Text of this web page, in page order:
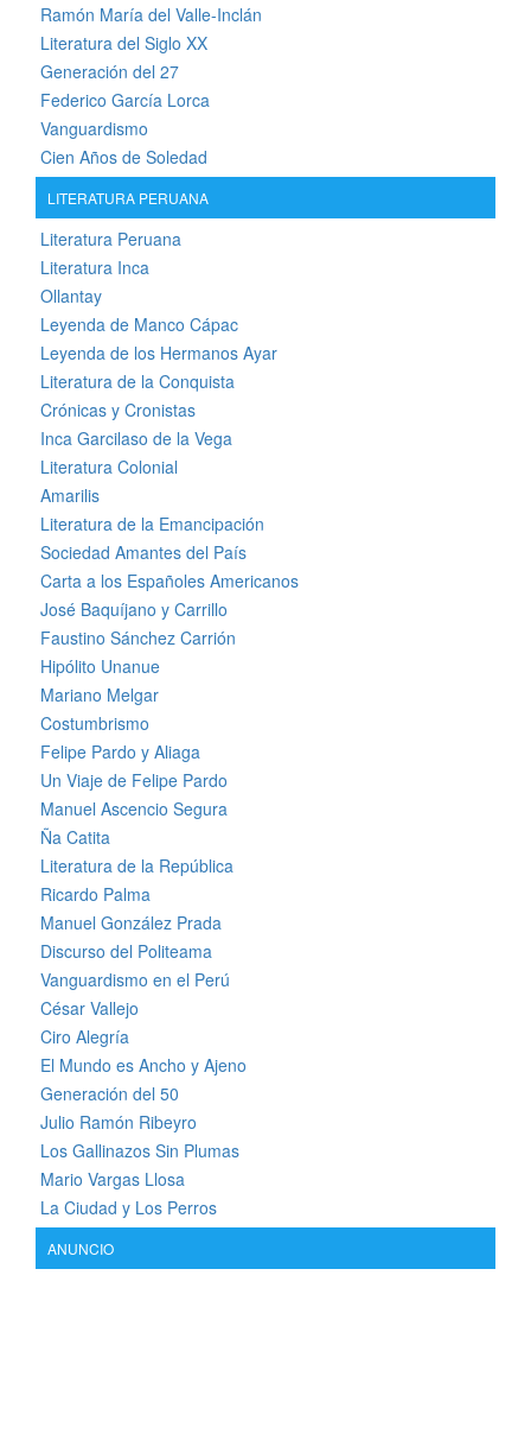
Ramón María del Valle-Inclán
Literatura del Siglo XX
Generación del 27
Federico García Lorca
Vanguardismo
Cien Años de Soledad
LITERATURA PERUANA
Literatura Peruana
Literatura Inca
Ollantay
Leyenda de Manco Cápac
Leyenda de los Hermanos Ayar
Literatura de la Conquista
Crónicas y Cronistas
Inca Garcilaso de la Vega
Literatura Colonial
Amarilis
Literatura de la Emancipación
Sociedad Amantes del País
Carta a los Españoles Americanos
José Baquíjano y Carrillo
Faustino Sánchez Carrión
Hipólito Unanue
Mariano Melgar
Costumbrismo
Felipe Pardo y Aliaga
Un Viaje de Felipe Pardo
Manuel Ascencio Segura
Ña Catita
Literatura de la República
Ricardo Palma
Manuel González Prada
Discurso del Politeama
Vanguardismo en el Perú
César Vallejo
Ciro Alegría
El Mundo es Ancho y Ajeno
Generación del 50
Julio Ramón Ribeyro
Los Gallinazos Sin Plumas
Mario Vargas Llosa
La Ciudad y Los Perros
ANUNCIO